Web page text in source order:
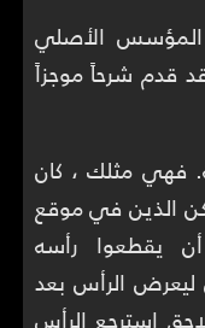
الأصلي
قدم شرحاً موجزاً
فهي مثلك ، كان
الذين في موقع
يقطعوا رأسه
الرأس بعد
استرجع الرأس